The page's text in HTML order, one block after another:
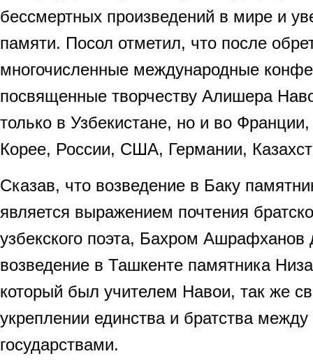
бессмертных произведений в мире и
памяти. Посол отметил, что после
многочисленные международные
посвященные творчеству Алишера
только в Узбекистане, но и во
Корее, России, США, Германии,
Сказав, что возведение в Баку
является выражением почтения
узбекского поэта, Бахром Ашрафханов
возведение в Ташкенте памятника
который был учителем Навои, так же
укреплении единства и братства
государствами.